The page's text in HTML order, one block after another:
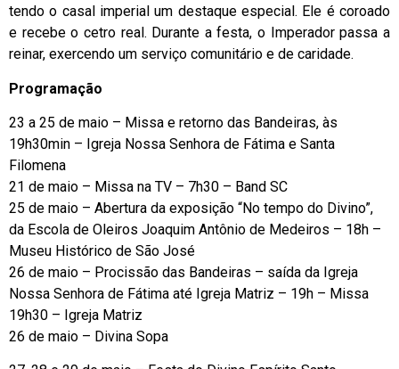
tendo o casal imperial um destaque especial. Ele é coroado
e recebe o cetro real. Durante a festa, o Imperador passa a
reinar, exercendo um serviço comunitário e de caridade.
Programação
23 a 25 de maio – Missa e retorno das Bandeiras, às
19h30min – Igreja Nossa Senhora de Fátima e Santa
Filomena
21 de maio – Missa na TV – 7h30 – Band SC
25 de maio – Abertura da exposição “No tempo do Divino”,
da Escola de Oleiros Joaquim Antônio de Medeiros – 18h –
Museu Histórico de São José
26 de maio – Procissão das Bandeiras – saída da Igreja
Nossa Senhora de Fátima até Igreja Matriz – 19h – Missa
19h30 – Igreja Matriz
26 de maio – Divina Sopa